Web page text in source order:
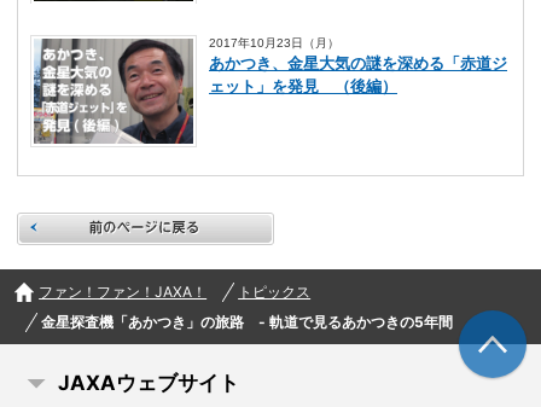
2017年10月23日（月）
あかつき、金星大気の謎を深める「赤道ジ
ェット」を発見 （後編）
ファン！ファン！JAXA！
トピックス
金星探査機「あかつき」の旅路 - 軌道で見るあかつきの5年間
JAXAウェブサイト